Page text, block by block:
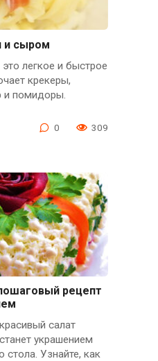
и сыром
легкое и быстрое
крекеры,
и помидоры.
0 309
рецепт
салат
украшением
стола. Узнайте, как